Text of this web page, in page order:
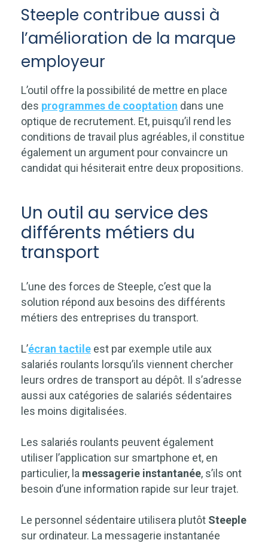
Steeple contribue aussi à
l’amélioration de la marque
employeur
L’outil offre la possibilité de mettre en place
des programmes de cooptation dans une
optique de recrutement. Et, puisqu’il rend les
conditions de travail plus agréables, il constitue
également un argument pour convaincre un
candidat qui hésiterait entre deux propositions.
Un outil au service des
différents métiers du
transport
L’une des forces de Steeple, c’est que la
solution répond aux besoins des différents
métiers des entreprises du transport.
L’écran tactile est par exemple utile aux
salariés roulants lorsqu’ils viennent chercher
leurs ordres de transport au dépôt. Il s’adresse
aussi aux catégories de salariés sédentaires
les moins digitalisées.
Les salariés roulants peuvent également
utiliser l’application sur smartphone et, en
particulier, la messagerie instantanée, s’ils ont
besoin d’une information rapide sur leur trajet.
Le personnel sédentaire utilisera plutôt Steeple
sur ordinateur. La messagerie instantanée